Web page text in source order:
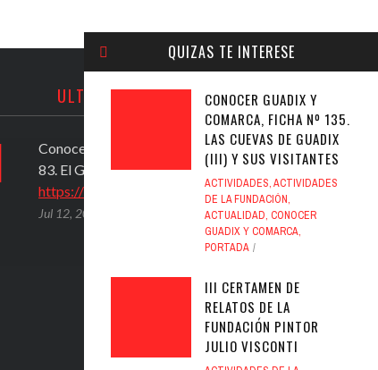
QUIZAS TE INTERESE
CONOCER GUADIX Y
COMARCA, FICHA Nº 135.
LAS CUEVAS DE GUADIX
(III) Y SUS VISITANTES
ACTIVIDADES,ACTIVIDADES
DE LA FUNDACIÓN,
ACTUALIDAD, CONOCER
GUADIX Y COMARCA,
PORTADA
III CERTAMEN DE
RELATOS DE LA
FUNDACIÓN PINTOR
JULIO VISCONTI
ULTIMOS TWEETS
Conocer Guadix y comarca, ficha nº
83. El Geoparque de Granada
https://t.co/ad6594yfVv
Jul 12, 2020